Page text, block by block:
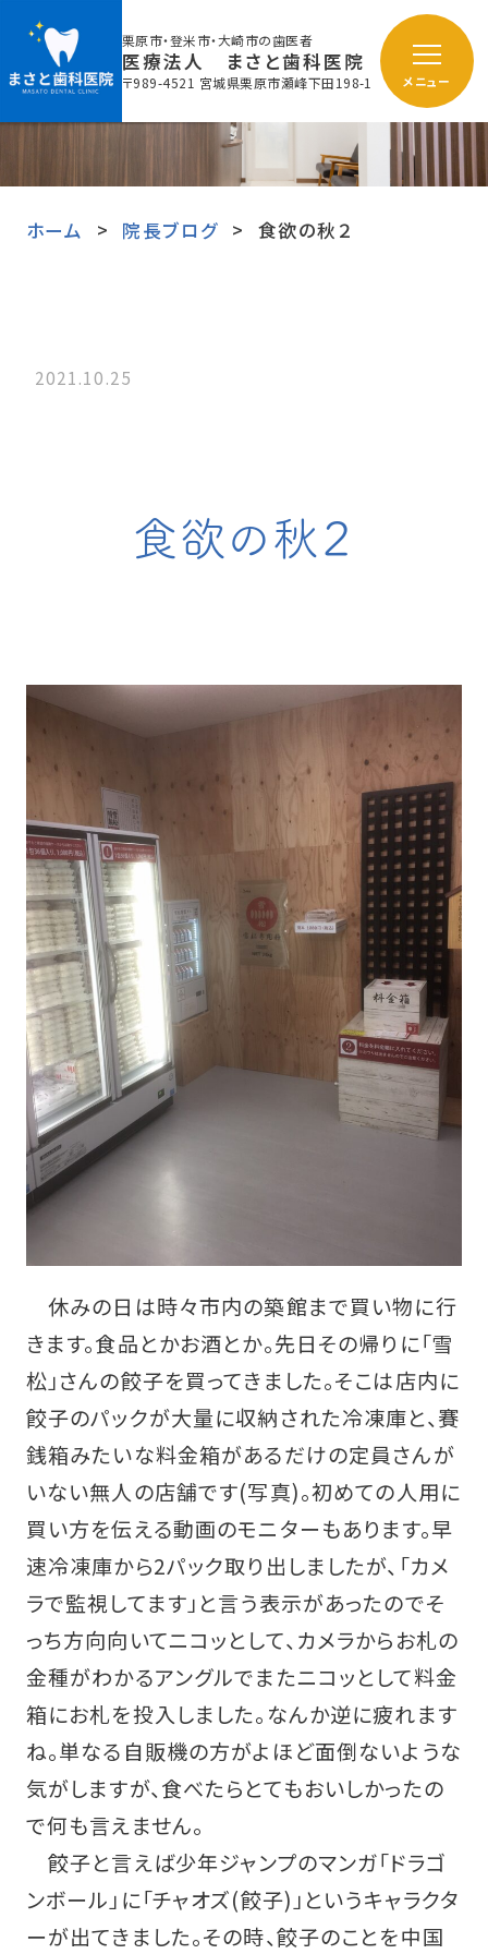
栗原市・登米市・大崎市の歯医者
医療法人 まさと歯科医院
〒989-4521 宮城県栗原市瀬峰下田198-1 メニュー
ホーム 院長ブログ 食欲の秋２
2021.10.25
食欲の秋２
休みの日は時々市内の築館まで買い物に行
きます。食品とかお酒とか。先日その帰りに「雪
松」さんの餃子を買ってきました。そこは店内に
餃子のパックが大量に収納された冷凍庫と、賽
銭箱みたいな料金箱があるだけの定員さんが
いない無人の店舗です(写真)。初めての人用に
買い方を伝える動画のモニターもあります。早
速冷凍庫から2パック取り出しましたが、「カメ
ラで監視してます」と言う表示があったのでそ
っち方向向いてニコッとして、カメラからお札の
金種がわかるアングルでまたニコッとして料金
箱にお札を投入しました。なんか逆に疲れます
ね。単なる自販機の方がよほど面倒ないような
気がしますが、食べたらとてもおいしかったの
で何も言えません。
餃子と言えば少年ジャンプのマンガ「ドラゴ
ンボール」に「チャオズ(餃子)」というキャラクタ
ーが出てきました。その時、餃子のことを中国